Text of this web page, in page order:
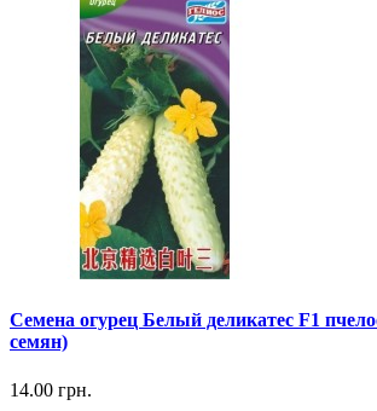
Семена огурец Белый деликатес F1
семян)
14.00 грн.